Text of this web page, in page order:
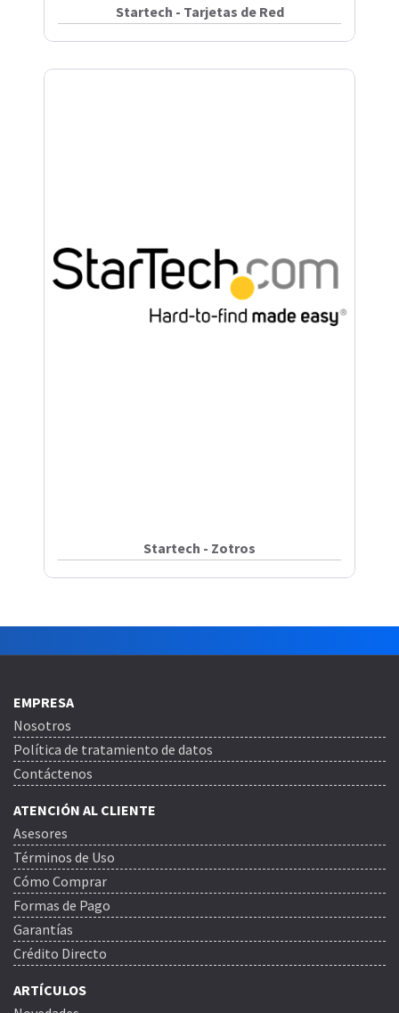
Startech - Tarjetas de Red
Startech - Zotros
EMPRESA
Nosotros
Política de tratamiento de datos
Contáctenos
ATENCIÓN AL CLIENTE
Asesores
Términos de Uso
Cómo Comprar
Formas de Pago
Garantías
Crédito Directo
ARTÍCULOS